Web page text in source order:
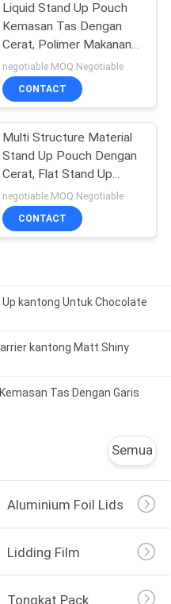
Liquid Stand Up Pouch
Kemasan Tas Dengan
Cerat, Polimer Makanan
Doy Pack Kemasan
negotiable MOQ:Negotiable
CONTACT
Multi Structure Material
Stand Up Pouch Dengan
Cerat, Flat Stand Up
Pouch Kemasan
negotiable MOQ:Negotiable
CONTACT
kantong Untuk Chocolate
kantong Matt Shiny
Tas Dengan Garis
Semua
Aluminium Foil Lids
Lidding Film
Tongkat Pack